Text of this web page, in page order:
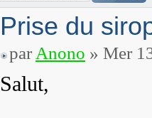
Prise du
par Anono » Mer
Salut,